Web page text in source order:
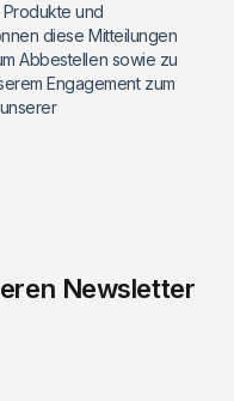
und
diese Mitteilungen
Abbestellen sowie zu
Engagement zum
Newsletter